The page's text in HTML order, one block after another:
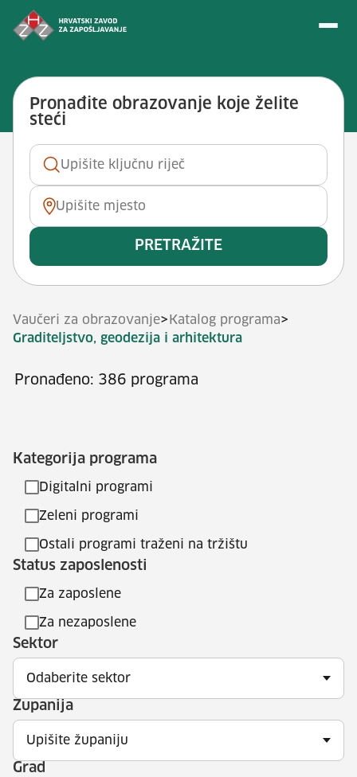
Vještina: <span>Graditeljstvo,
Pronađite obrazovanje koje želite
steći
Ključna riječ
Mjesto
PRETRAŽITE
Vaučeri za obrazovanje> Katalog programa>
Graditeljstvo, geodezija i arhitektura
Pronađeno: 386 programa
Kategorija programa
Digitalni programi
Zeleni programi
Ostali programi traženi na tržištu
Status zaposlenosti
Za zaposlene
Za nezaposlene
Sektor
Odaberite sektor
Županija
Upišite županiju
Grad